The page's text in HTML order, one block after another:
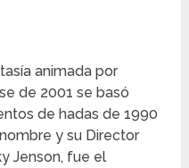
animada por
de 2001 se basó
de hadas de 1990
y su Director
Jenson, fue el